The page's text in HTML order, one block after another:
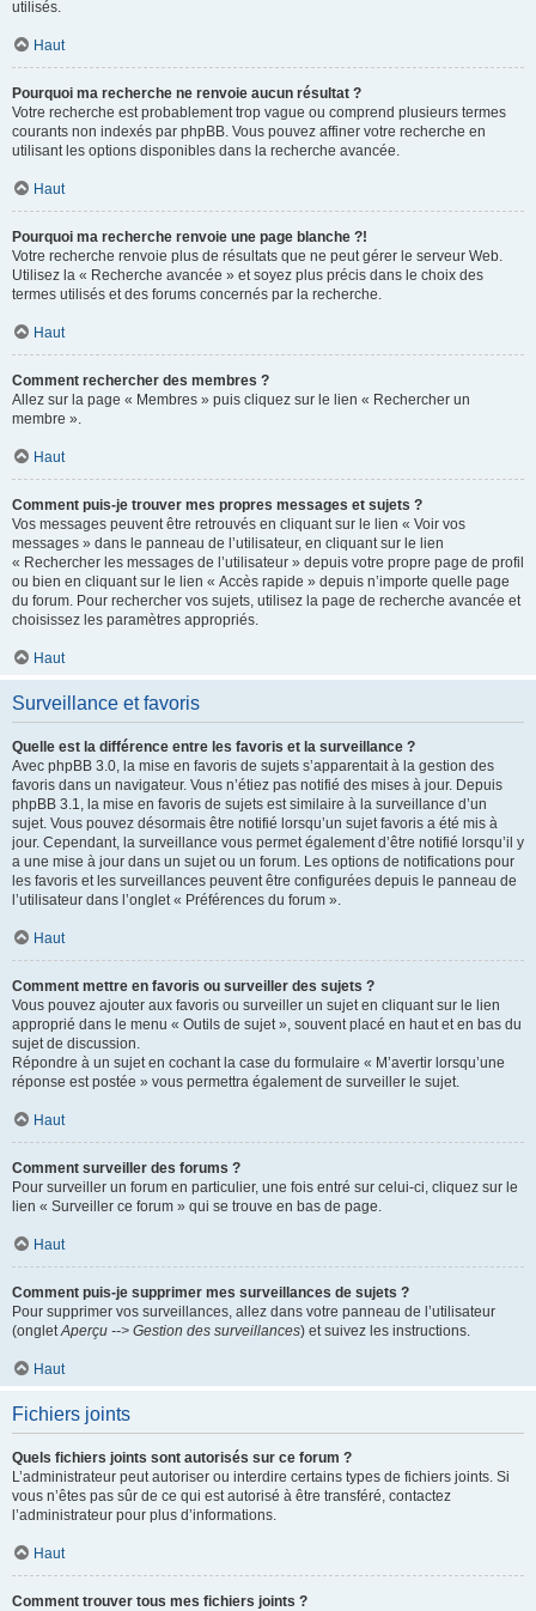
utilisés.
Haut
Pourquoi ma recherche ne renvoie aucun résultat ?
Votre recherche est probablement trop vague ou comprend plusieurs termes
courants non indexés par phpBB. Vous pouvez affiner votre recherche en
utilisant les options disponibles dans la recherche avancée.
Haut
Pourquoi ma recherche renvoie une page blanche ?!
Votre recherche renvoie plus de résultats que ne peut gérer le serveur Web.
Utilisez la « Recherche avancée » et soyez plus précis dans le choix des
termes utilisés et des forums concernés par la recherche.
Haut
Comment rechercher des membres ?
Allez sur la page « Membres » puis cliquez sur le lien « Rechercher un
membre ».
Haut
Comment puis-je trouver mes propres messages et sujets ?
Vos messages peuvent être retrouvés en cliquant sur le lien « Voir vos
messages » dans le panneau de l’utilisateur, en cliquant sur le lien
« Rechercher les messages de l’utilisateur » depuis votre propre page de profil
ou bien en cliquant sur le lien « Accès rapide » depuis n’importe quelle page
du forum. Pour rechercher vos sujets, utilisez la page de recherche avancée et
choisissez les paramètres appropriés.
Haut
Surveillance et favoris
Quelle est la différence entre les favoris et la surveillance ?
Avec phpBB 3.0, la mise en favoris de sujets s’apparentait à la gestion des
favoris dans un navigateur. Vous n’étiez pas notifié des mises à jour. Depuis
phpBB 3.1, la mise en favoris de sujets est similaire à la surveillance d’un
sujet. Vous pouvez désormais être notifié lorsqu’un sujet favoris a été mis à
jour. Cependant, la surveillance vous permet également d’être notifié lorsqu’il y
a une mise à jour dans un sujet ou un forum. Les options de notifications pour
les favoris et les surveillances peuvent être configurées depuis le panneau de
l’utilisateur dans l’onglet « Préférences du forum ».
Haut
Comment mettre en favoris ou surveiller des sujets ?
Vous pouvez ajouter aux favoris ou surveiller un sujet en cliquant sur le lien
approprié dans le menu « Outils de sujet », souvent placé en haut et en bas du
sujet de discussion.
Répondre à un sujet en cochant la case du formulaire « M’avertir lorsqu’une
réponse est postée » vous permettra également de surveiller le sujet.
Haut
Comment surveiller des forums ?
Pour surveiller un forum en particulier, une fois entré sur celui-ci, cliquez sur le
lien « Surveiller ce forum » qui se trouve en bas de page.
Haut
Comment puis-je supprimer mes surveillances de sujets ?
Pour supprimer vos surveillances, allez dans votre panneau de l’utilisateur
(ongletAperçu --> Gestion des surveillances) et suivez les instructions.
Haut
Fichiers joints
Quels fichiers joints sont autorisés sur ce forum ?
L’administrateur peut autoriser ou interdire certains types de fichiers joints. Si
vous n’êtes pas sûr de ce qui est autorisé à être transféré, contactez
l’administrateur pour plus d’informations.
Haut
Comment trouver tous mes fichiers joints ?